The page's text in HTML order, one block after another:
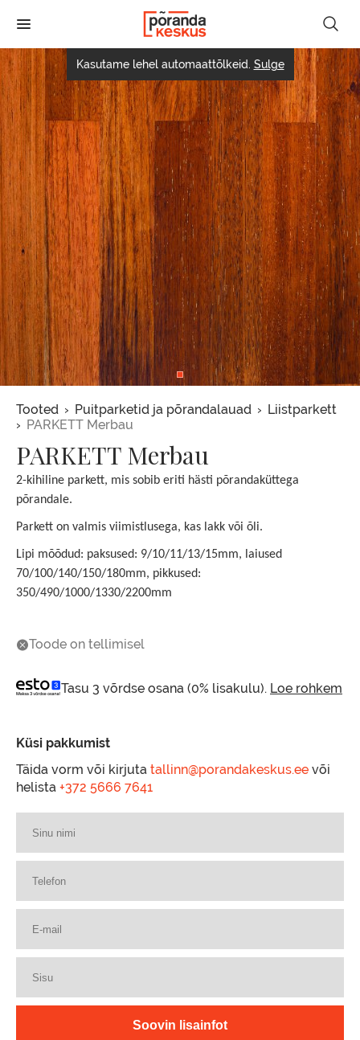
edasi
juurde
Kasutame lehel automaattõlkeid. Sulge
Leivapuru
Tooted Puitparketid ja põrandalauad
Liistparkett
PARKETT Merbau
PARKETT Merbau
2-kihiline parkett, mis sobib eriti hästi põrandaküttega
põrandale.
Parkett on valmis viimistlusega, kas lakk või õli.
Lipi mõõdud: paksused: 9/10/11/13/15mm, laiused
70/100/140/150/180mm, pikkused:
350/490/1000/1330/2200mm
Toode on tellimisel
Tasu 3 võrdse osana (0% lisakulu). Loe rohkem
Küsi pakkumist
Täida vorm või kirjuta tallinn@porandakeskus.ee või
helista +372 5666 7641
Your
name
Telephone
Email
Content